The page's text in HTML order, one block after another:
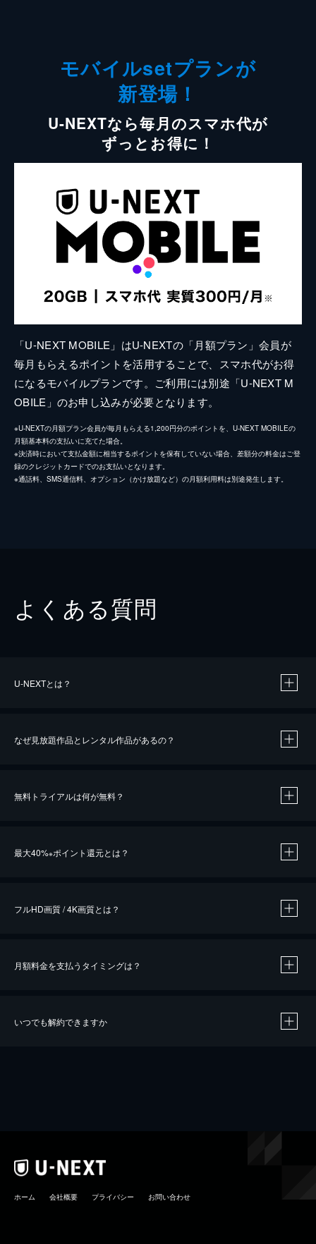
モバイルsetプランが
新登場！
U-NEXTなら毎月のスマホ代が
ずっとお得に！
「U-NEXT MOBILE」はU-NEXTの「月額プラン」会員が
毎月もらえるポイントを活用することで、スマホ代がお得
になるモバイルプランです。ご利用には別途「U-NEXT M
OBILE」のお申し込みが必要となります。
※U-NEXTの月額プラン会員が毎月もらえる1,200円分のポイントを、U-NEXT MOBILEの
月額基本料の支払いに充てた場合。
※決済時において支払金額に相当するポイントを保有していない場合、差額分の料金はご登
録のクレジットカードでのお支払いとなります。
※通話料、SMS通信料、オプション（かけ放題など）の月額利用料は別途発生します。
よくある質問
U-NEXTとは？
なぜ見放題作品とレンタル作品があるの？
無料トライアルは何が無料？
最大40%※ポイント還元とは？
※40％ポイント還元の対象は、クレジットカード決済による作品の購入 / レンタルです。
フルHD画質 / 4K画質とは？
月額料金を支払うタイミングは？
いつでも解約できますか
ホーム 会社概要 プライバシー お問い合わせ